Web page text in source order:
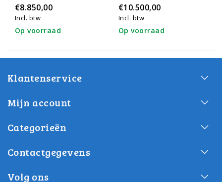
€8.850,00
Incl. btw
Op voorraad
€10.500,00
Incl. btw
Op voorraad
Klantenservice
Mijn account
Categorieën
Contactgegevens
Volg ons